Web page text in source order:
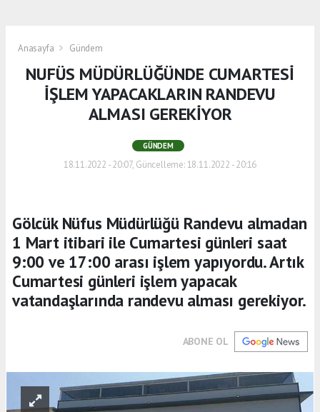
Anasayfa Gündem
NUFÜS MÜDÜRLÜĞÜNDE CUMARTESİ
İŞLEM YAPACAKLARIN RANDEVU
ALMASI GEREKİYOR
GÜNDEM
18.11.2022 - 20:07, Güncelleme: 18.11.2022 - 20:16
Gölcük Nüfus Müdürlüğü Randevu almadan
1 Mart itibari ile Cumartesi günleri saat
9:00 ve 17:00 arası işlem yapıyordu. Artık
Cumartesi günleri işlem yapacak
vatandaşlarında randevu alması gerekiyor.
ABONE OL